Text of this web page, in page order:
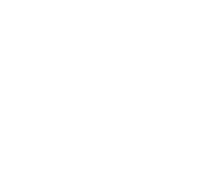
September 2024! Unsere Tauchguides